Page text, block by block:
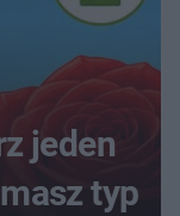
jeden
typ